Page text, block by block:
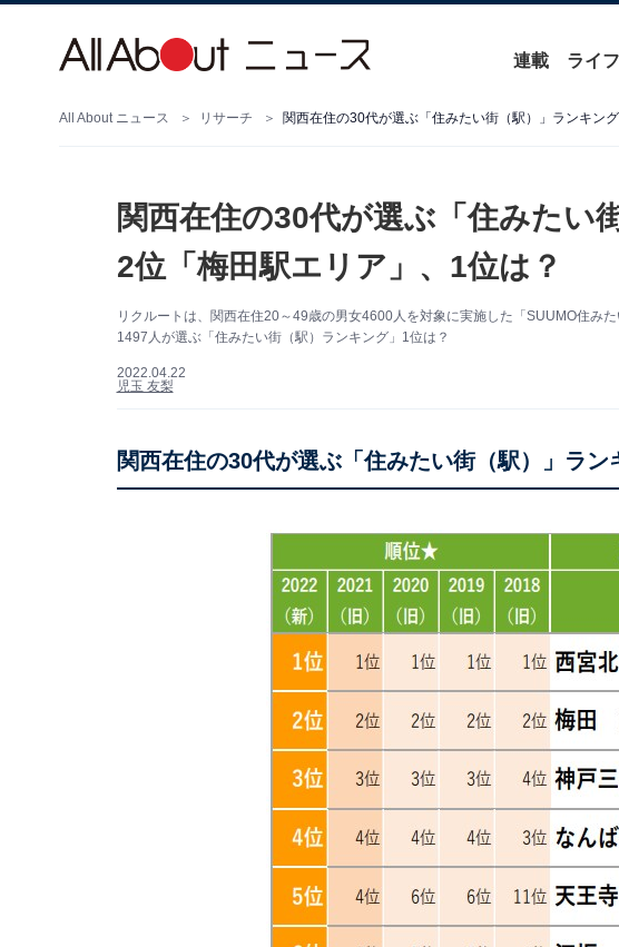
連載 ライフ
All About ニュース リサーチ 関西在住の30代が選ぶ「住みたい街（駅）」ランキン
関西在住の30代が選ぶ「住みたい
2位「梅田駅エリア」、1位は？
リクルートは、関西在住20～49歳の男女4600人を対象に実施した「SUUMO住み
1497人が選ぶ「住みたい街（駅）ランキング」1位は？
2022.04.22
児玉 友梨
関西在住の30代が選ぶ「住みたい街（駅）」ラン